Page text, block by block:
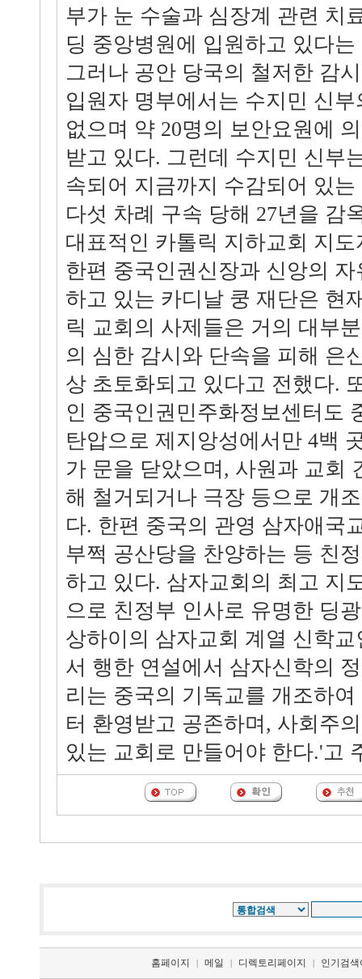
부가 눈 수술과 심장계 관련 치
딩 중앙병원에 입원하고 있다
그러나 공안 당국의 철저한 감
입원자 명부에서는 수지민 신
없으며 약 20명의 보안요원에
받고 있다. 그런데 수지민 신부
속되어 지금까지 수감되어 있
다섯 차례 구속 당해 27년을 감
대표적인 카톨릭 지하교회 지도
한편 중국인권신장과 신앙의
하고 있는 카디날 쿵 재단은 현
릭 교회의 사제들은 거의 대부
의 심한 감시와 단속을 피해 은
상 초토화되고 있다고 전했다.
인 중국인권민주화정보센터도
탄압으로 제지앙성에서만 4백
가 문을 닫았으며, 사원과 교회
해 철거되거나 극장 등으로 개
다. 한편 중국의 관영 삼자애국
부쩍 공산당을 찬양하는 등 친
하고 있다. 삼자교회의 최고 지
으로 친정부 인사로 유명한 딩
상하이의 삼자교회 계열 신학
서 행한 연설에서 삼자신학의
리는 중국의 기독교를 개조하
터 환영받고 공존하며, 사회주
있는 교회로 만들어야 한다.'고
홈페이지 | 메일 | 디렉토리페이지 | 인기검색